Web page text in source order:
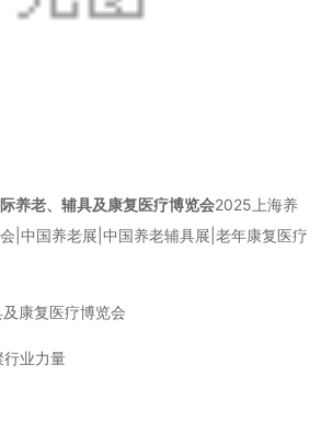
养老、辅具及康复医疗博览会2025上海养
|中国养老展|中国养老辅具展|老年康复医疗
及康复医疗博览会
业力量